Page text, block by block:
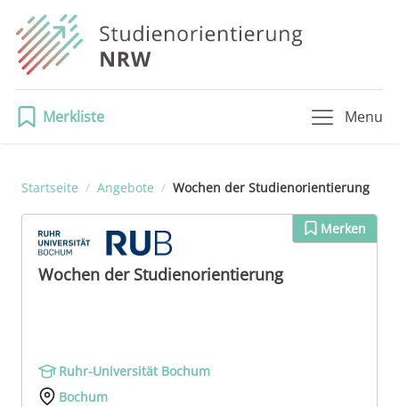
Merkliste Menu
Startseite / Angebote / Wochen der Studienorientierung
Merken
Wochen der Studienorientierung
Ruhr-Universität Bochum
Bochum